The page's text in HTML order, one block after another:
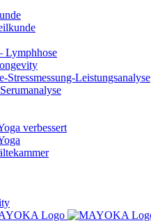
Lymphhose
Stressmessung-Leistungsanalyse
verbessert